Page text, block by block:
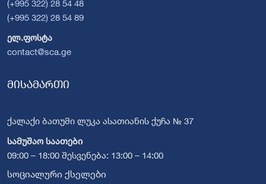
(+995 322) 28 54 48
(+995 322) 28 54 89
ელ.ფოსტა
contact@sca.ge
მისამართი
ქალაქი ბათუმი ლუკა ასათიანის ქუჩა № 37
სამუშაო საათები
09:00 – 18:00 შესვენება: 13:00 – 14:00
სოციალური ქსელები